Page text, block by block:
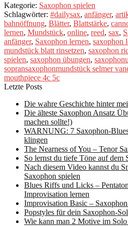
Kategorie: Saxophon spielen
Schlagwörter: #dailysax, anfänger,
bahnöffnung, Blätter, Blattstärke,
lernen, Mundstück, online, reed, sax,
anfänger, Saxophon lernen, saxophon
mundstück blatt rinsetzen, saxophon
spielen, saxophon übungen,
sopransaxophonmundstück selmer
mouthpiece 4c 5c
Letzte Posts
Die wahre Geschichte hinter
Die älteste Saxophon Ansatz
machen sollte!)
WARNUNG: 7 Saxophon-
klingen
The Nearness of You – Tenor
So lernst du tiefe Töne auf dem
Nach diesem Video kannst du
Saxophon spielen
Blues Riffs und Licks –
Improvisation lernen
Improvisation Basic –
Popstyles für dein Saxophon-
Wie kann man 2 Motive im